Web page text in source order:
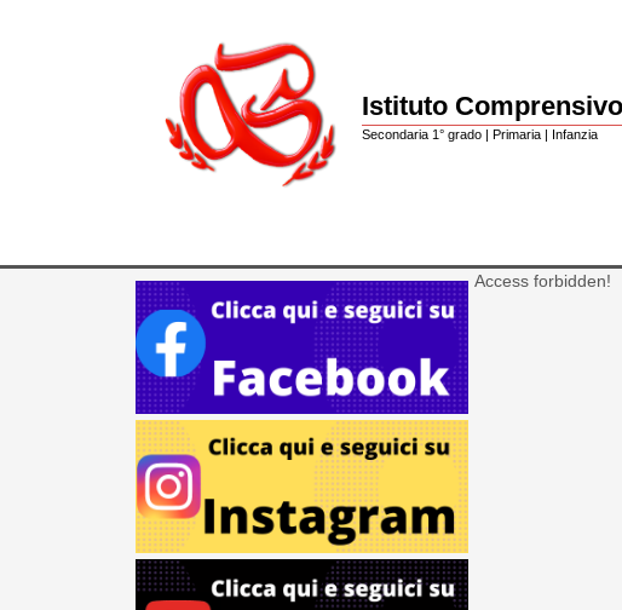
Istituto
Secondaria 1° grado | Primaria | Infanzia
Access forbidden!